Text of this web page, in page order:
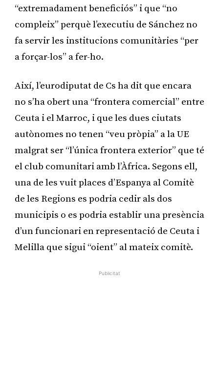
“extremadament beneficiós” i que “no
compleix” perquè l’executiu de Sánchez no
fa servir les institucions comunitàries “per
a forçar-los” a fer-ho.
Així, l’eurodiputat de Cs ha dit que encara
no s’ha obert una “frontera comercial” entre
Ceuta i el Marroc, i que les dues ciutats
autònomes no tenen “veu pròpia” a la UE
malgrat ser “l’única frontera exterior” que té
el club comunitari amb l’Àfrica. Segons ell,
una de les vuit places d’Espanya al Comitè
de les Regions es podria cedir als dos
municipis o es podria establir una presència
d’un funcionari en representació de Ceuta i
Melilla que sigui “oient” al mateix comitè.
Publicitat